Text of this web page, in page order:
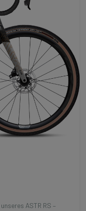
ASTR RS –